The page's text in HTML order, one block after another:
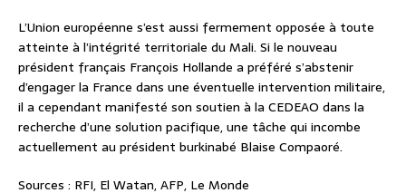
L’Union européenne s’est aussi fermement opposée à toute
atteinte à l’intégrité territoriale du Mali. Si le nouveau
président français François Hollande a préféré s’abstenir
d’engager la France dans une éventuelle intervention militaire,
il a cependant manifesté son soutien à la CEDEAO dans la
recherche d’une solution pacifique, une tâche qui incombe
actuellement au président burkinabé Blaise Compaoré.
Sources : RFI, El Watan, AFP, Le Monde